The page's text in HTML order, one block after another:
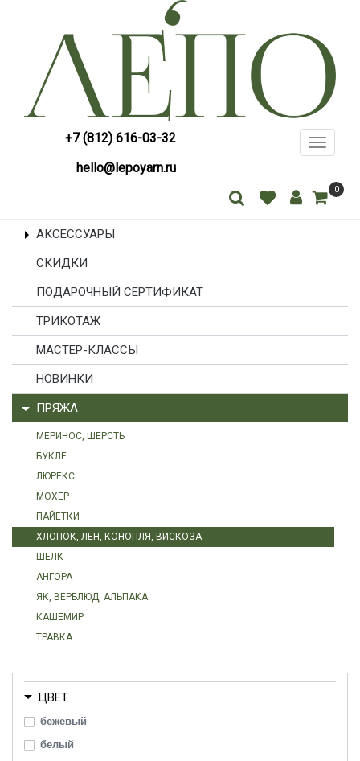
+7 (812) 616-03-32
hello@lepoyarn.ru
Toggle
0
АКСЕССУАРЫ
СКИДКИ
ПОДАРОЧНЫЙ СЕРТИФИКАТ
ТРИКОТАЖ
МАСТЕР-КЛАССЫ
НОВИНКИ
ПРЯЖА
МЕРИНОС, ШЕРСТЬ
БУКЛЕ
ЛЮРЕКС
МОХЕР
ПАЙЕТКИ
ХЛОПОК, ЛЕН, КОНОПЛЯ, ВИСКОЗА
ШЕЛК
АНГОРА
ЯК, ВЕРБЛЮД, АЛЬПАКА
КАШЕМИР
ТРАВКА
ЦВЕТ
бежевый
белый